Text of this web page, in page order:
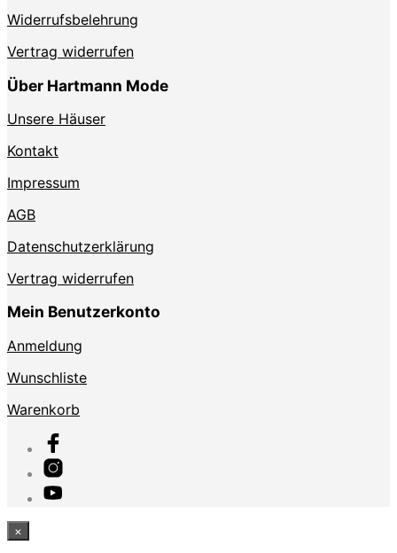
Widerrufsbelehrung
Vertrag widerrufen
Über Hartmann Mode
Unsere Häuser
Kontakt
Impressum
AGB
Datenschutzerklärung
Vertrag widerrufen
Mein Benutzerkonto
Anmeldung
Wunschliste
Warenkorb
×